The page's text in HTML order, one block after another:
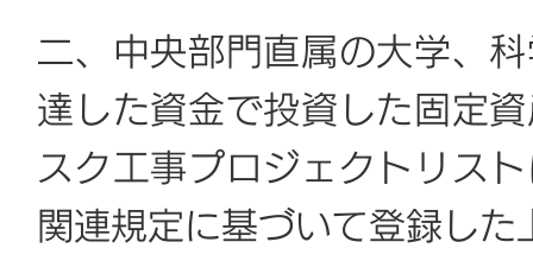
二、中央部門直属の大学、
達した資金で投資した固定
スク工事プロジェクトリス
関連規定に基づいて登録し